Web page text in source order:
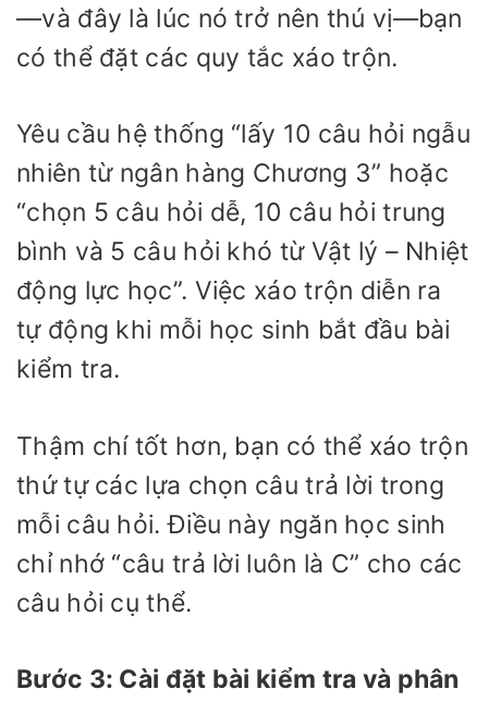
—và đây là lúc nó trở nên thú vị—bạn
có thể đặt các quy tắc xáo trộn.
Yêu cầu hệ thống “lấy 10 câu hỏi ngẫu
nhiên từ ngân hàng Chương 3” hoặc
“chọn 5 câu hỏi dễ, 10 câu hỏi trung
bình và 5 câu hỏi khó từ Vật lý – Nhiệt
động lực học”. Việc xáo trộn diễn ra
tự động khi mỗi học sinh bắt đầu bài
kiểm tra.
Thậm chí tốt hơn, bạn có thể xáo trộn
thứ tự các lựa chọn câu trả lời trong
mỗi câu hỏi. Điều này ngăn học sinh
chỉ nhớ “câu trả lời luôn là C” cho các
câu hỏi cụ thể.
Bước 3: Cài đặt bài kiểm tra và phân